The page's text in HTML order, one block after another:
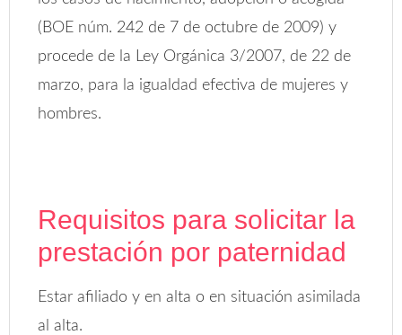
(BOE núm. 242 de 7 de octubre de 2009) y
procede de la Ley Orgánica 3/2007, de 22 de
marzo, para la igualdad efectiva de mujeres y
hombres.
Requisitos para solicitar la
prestación por paternidad
Estar afiliado y en alta o en situación asimilada
al alta.